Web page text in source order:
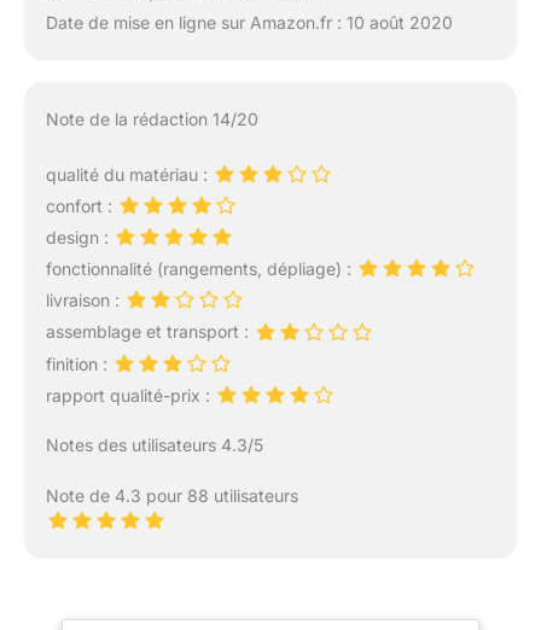
Date de mise en ligne sur Amazon.fr : 10 août 2020
Note de la rédaction 14/20
qualité du matériau :
confort :
design :
fonctionnalité (rangements, dépliage) :
livraison :
assemblage et transport :
finition :
rapport qualité-prix :
Notes des utilisateurs 4.3/5
Note de 4.3 pour 88 utilisateurs